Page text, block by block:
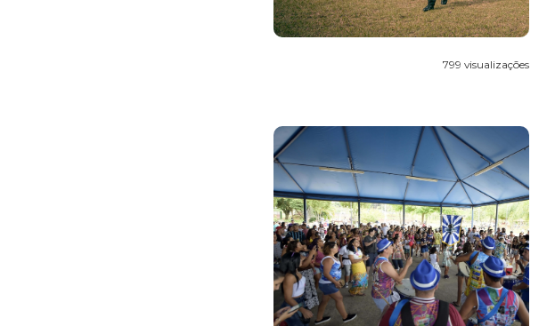
799 visualizações